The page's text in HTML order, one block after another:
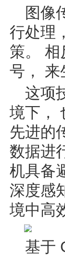
图像
行处理
策。 相
号， 来
这项
境下，
先进的
数据进
机具备
深度感
境中高
基于